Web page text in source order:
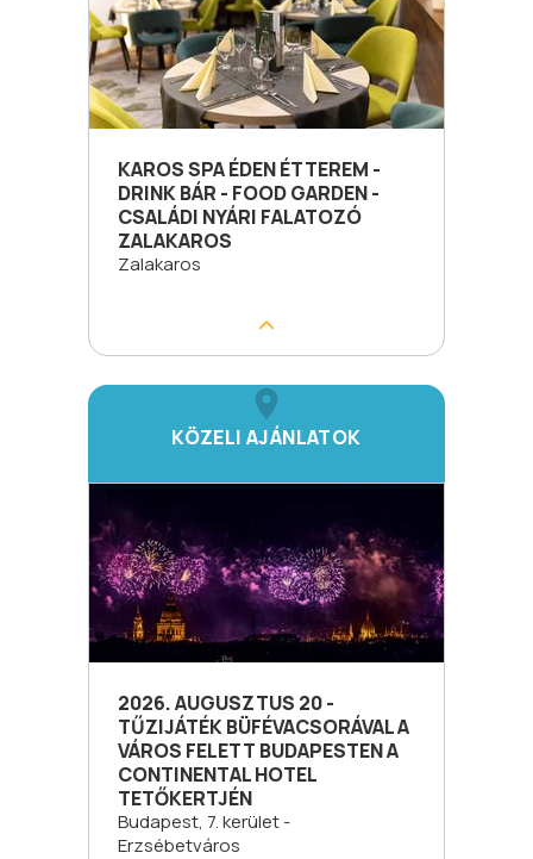
KAROS SPA ÉDEN ÉTTEREM -
DRINK BÁR - FOOD GARDEN -
CSALÁDI NYÁRI FALATOZÓ
ZALAKAROS
Zalakaros
KÖZELI AJÁNLATOK
2026. AUGUSZTUS 20 -
TŰZIJÁTÉK BÜFÉVACSORÁVAL A
VÁROS FELETT BUDAPESTEN A
CONTINENTAL HOTEL
TETŐKERTJÉN
Budapest, 7. kerület -
Erzsébetváros